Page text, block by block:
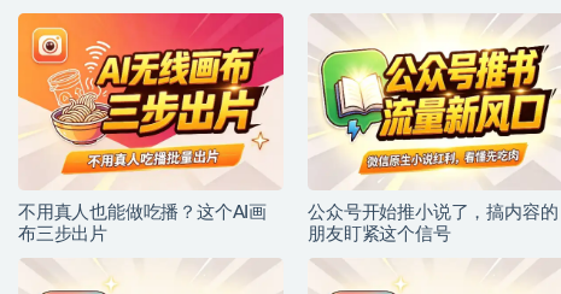
不用真人也能做吃播？这个AI画
布三步出片
公众号开始推小说了，搞内容的
朋友盯紧这个信号